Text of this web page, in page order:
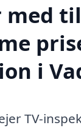
med
i
TV-